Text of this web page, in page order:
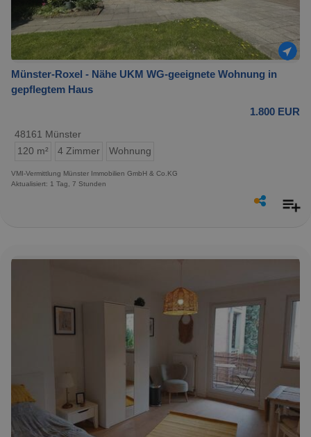
Münster-Roxel - Nähe UKM WG-geeignete Wohnung in
gepflegtem Haus
1.800 EUR
48161 Münster
120 m²
4 Zimmer Wohnung
VMI-Vermittlung Münster Immobilien GmbH & Co.KG
Aktualisiert: 1 Tag, 7 Stunden